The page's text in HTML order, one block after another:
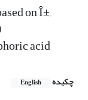
on Î±,
acid
چکیده English